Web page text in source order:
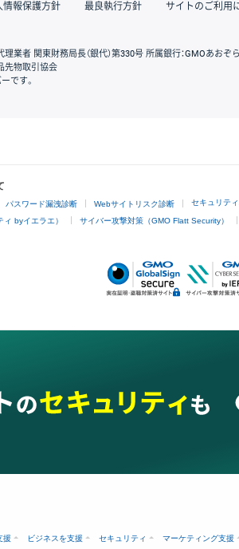
情報保護方針 最良執行方針 サイトのご利用
業者 関東財務局長（銀代）第330号 所属銀行：GMOあおぞ
先物取引協会
です。
パスワード漏洩診断 Webサイトリスク診断 セキュリテ
byイエラエ） サイバー攻撃対策（GMO Flatt Security）
援 ビジネスを支援 セキュリティ マーケティング支援